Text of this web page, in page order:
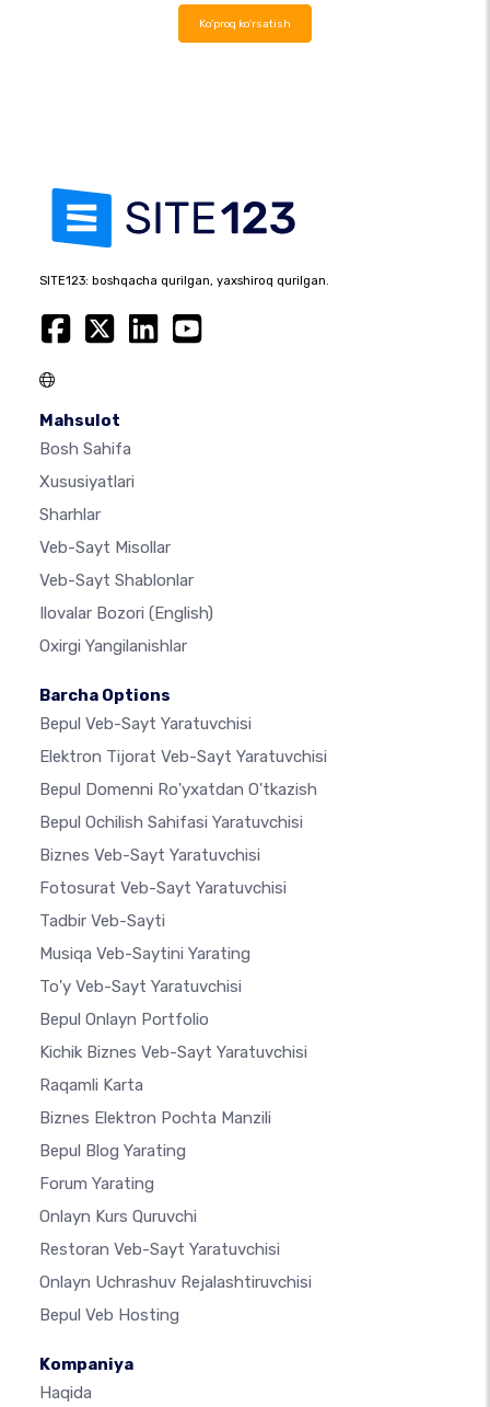
Ko'proq ko'rsatish
SITE123: boshqacha qurilgan, yaxshiroq qurilgan.
Mahsulot
Bosh Sahifa
Xususiyatlari
Sharhlar
Veb-Sayt Misollar
Veb-Sayt Shablonlar
Ilovalar Bozori (English)
Oxirgi Yangilanishlar
Barcha Options
Bepul Veb-Sayt Yaratuvchisi
Elektron Tijorat Veb-Sayt Yaratuvchisi
Bepul Domenni Ro'yxatdan O'tkazish
Bepul Ochilish Sahifasi Yaratuvchisi
Biznes Veb-Sayt Yaratuvchisi
Fotosurat Veb-Sayt Yaratuvchisi
Tadbir Veb-Sayti
Musiqa Veb-Saytini Yarating
To'y Veb-Sayt Yaratuvchisi
Bepul Onlayn Portfolio
Kichik Biznes Veb-Sayt Yaratuvchisi
Raqamli Karta
Biznes Elektron Pochta Manzili
Bepul Blog Yarating
Forum Yarating
Onlayn Kurs Quruvchi
Restoran Veb-Sayt Yaratuvchisi
Onlayn Uchrashuv Rejalashtiruvchisi
Bepul Veb Hosting
Kompaniya
Haqida